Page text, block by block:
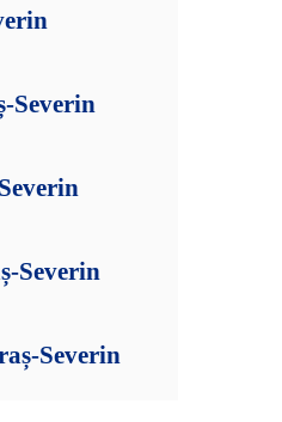
Severin
Severin
Severin